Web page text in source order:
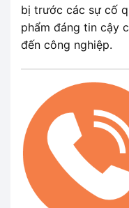
bị trước các sự cố
phẩm đáng tin cậy
đến công nghiệp.